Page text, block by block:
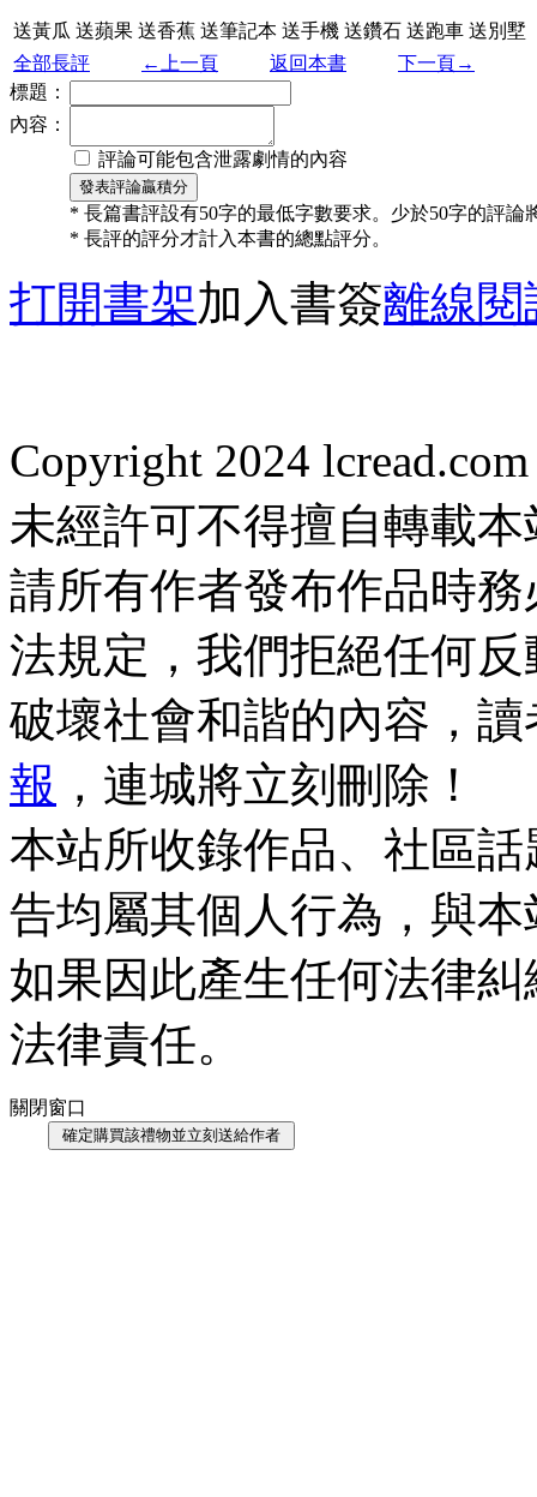
送黃瓜 送蘋果 送香蕉 送筆記本 送手機 送鑽石 送跑車 送別墅
全部長評
←上一頁 返回本書
下一頁→
標題：
內容：
評論可能包含泄露劇情的內容
* 長篇書評設有50字的最低字數要求。少於50字的評論
* 長評的評分才計入本書的總點評分。
打開書架加入書簽離線閱
Copyright 2024
未經許可不得擅自轉載
請所有作者發布作品時
法規定，我們拒絕任何
破壞社會和諧的內容，
報 ，連城將立刻刪除！
本站所收錄作品、社區
告均屬其個人行為，與
如果因此產生任何法律
法律責任。
關閉窗口